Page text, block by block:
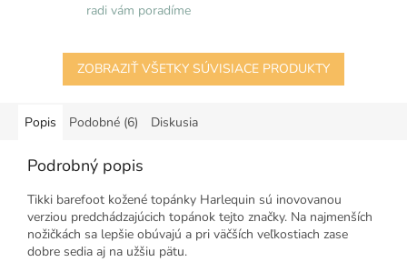
radi vám poradíme
ZOBRAZIŤ VŠETKY SÚVISIACE PRODUKTY
Popis Podobné (6) Diskusia
Podrobný popis
Tikki barefoot kožené topánky Harlequin sú inovovanou
verziou predchádzajúcich topánok tejto značky. Na najmenších
nožičkách sa lepšie obúvajú a pri väčších veľkostiach zase
dobre sedia aj na užšiu pätu.